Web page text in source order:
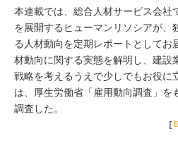
本連載では、総合人材サービス会社
を展開するヒューマンリソシアが、
る人材動向を定期レポートとしてお
材動向に関する実態を解明し、建設
戦略を考えるうえで少しでもお役に
は、厚生労働省「雇用動向調査」を
調査した。
[